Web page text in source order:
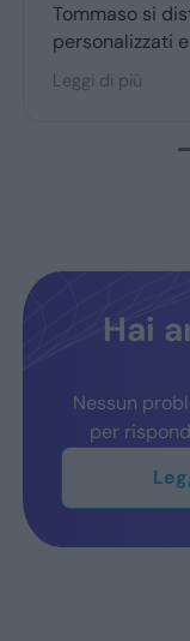
consigli
fedeli,
Hai
Nessun
per